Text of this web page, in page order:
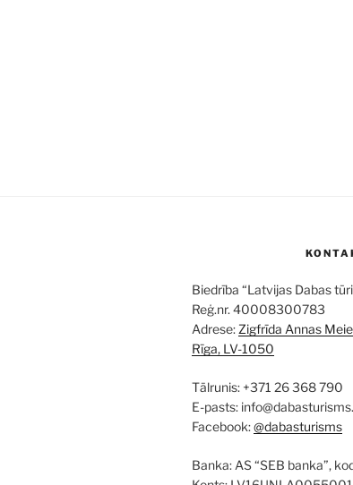
Biedrība “Latvijas Dabas
Reģ.nr. 40008300783
Adrese: Zigfrīda Annas
Rīga, LV-1050
Tālrunis: +371 26 368 790
E-pasts:
Facebook:@dabasturisms
Banka: AS “SEB banka”,